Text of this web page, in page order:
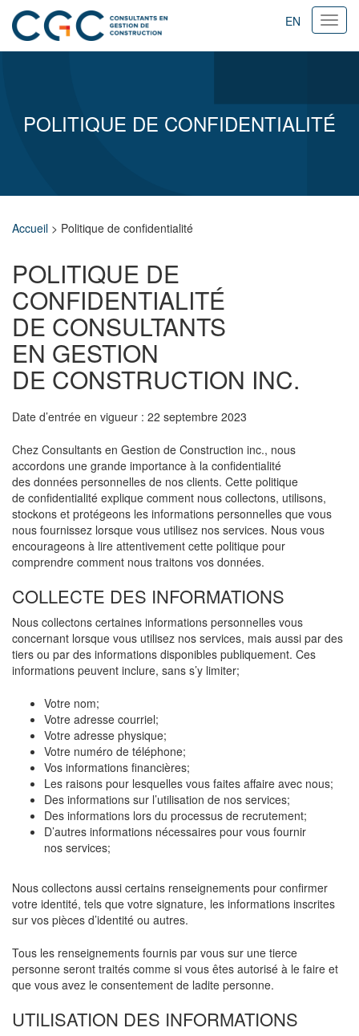
EN
Ouvrir
POLITIQUE DE CONFIDENTIALITÉ
Accueil > Politique de confidentialité
POLITIQUE DE
CONFIDENTIALITÉ
DE CONSULTANTS
EN GESTION
DE CONSTRUCTION INC.
Date d’entrée en vigueur : 22 septembre 2023
Chez Consultants en Gestion de Construction inc., nous
accordons une grande importance à la confidentialité
des données personnelles de nos clients. Cette politique
de confidentialité explique comment nous collectons, utilisons,
stockons et protégeons les informations personnelles que vous
nous fournissez lorsque vous utilisez nos services. Nous vous
encourageons à lire attentivement cette politique pour
comprendre comment nous traitons vos données.
COLLECTE DES INFORMATIONS
Nous collectons certaines informations personnelles vous
concernant lorsque vous utilisez nos services, mais aussi par des
tiers ou par des informations disponibles publiquement. Ces
informations peuvent inclure, sans s’y limiter;
Votre nom;
Votre adresse courriel;
Votre adresse physique;
Votre numéro de téléphone;
Vos informations financières;
Les raisons pour lesquelles vous faites affaire avec nous;
Des informations sur l’utilisation de nos services;
Des informations lors du processus de recrutement;
D’autres informations nécessaires pour vous fournir
nos services;
Nous collectons aussi certains renseignements pour confirmer
votre identité, tels que votre signature, les informations inscrites
sur vos pièces d’identité ou autres.
Tous les renseignements fournis par vous sur une tierce
personne seront traités comme si vous êtes autorisé à le faire et
que vous avez le consentement de ladite personne.
UTILISATION DES INFORMATIONS